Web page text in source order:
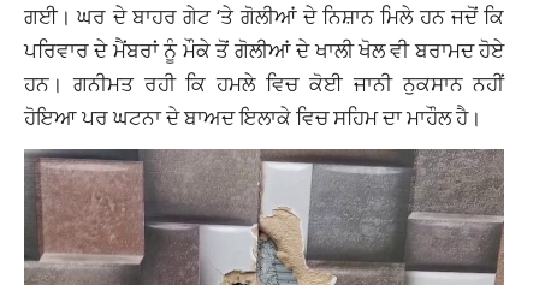
ਗਈ। ਘਰ ਦੇ ਬਾਹਰ ਗੇਟ ‘ਤੇ ਗੋਲੀਆਂ ਦੇ ਨਿਸ਼ਾਨ ਮਿਲੇ ਹਨ ਜਦੋਂ ਕਿ
ਪਰਿਵਾਰ ਦੇ ਮੈਂਬਰਾਂ ਨੂੰ ਮੌਕੇ ਤੋਂ ਗੋਲੀਆਂ ਦੇ ਖਾਲੀ ਖੋਲ ਵੀ ਬਰਾਮਦ ਹੋਏ
ਹਨ। ਗਨੀਮਤ ਰਹੀ ਕਿ ਹਮਲੇ ਵਿਚ ਕੋਈ ਜਾਨੀ ਨੁਕਸਾਨ ਨਹੀਂ
ਹੋਇਆ ਪਰ ਘਟਨਾ ਦੇ ਬਾਅਦ ਇਲਾਕੇ ਵਿਚ ਸਹਿਮ ਦਾ ਮਾਹੌਲ ਹੈ।